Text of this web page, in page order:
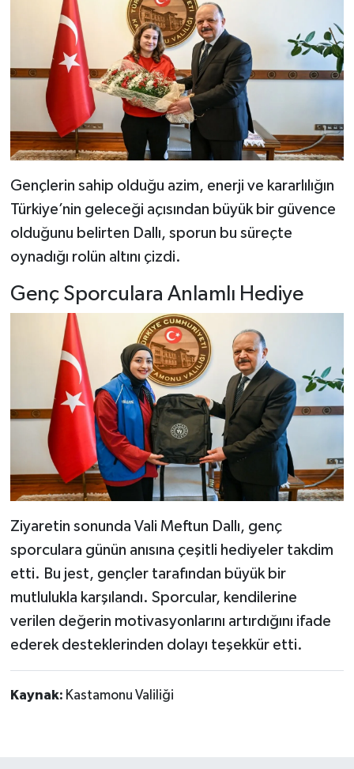
Gençlerin sahip olduğu azim, enerji ve kararlılığın
Türkiye’nin geleceği açısından büyük bir güvence
olduğunu belirten Dallı, sporun bu süreçte
oynadığı rolün altını çizdi.
Genç Sporculara Anlamlı Hediye
Ziyaretin sonunda Vali Meftun Dallı, genç
sporculara günün anısına çeşitli hediyeler takdim
etti. Bu jest, gençler tarafından büyük bir
mutlulukla karşılandı. Sporcular, kendilerine
verilen değerin motivasyonlarını artırdığını ifade
ederek desteklerinden dolayı teşekkür etti.
Kaynak: Kastamonu Valiliği